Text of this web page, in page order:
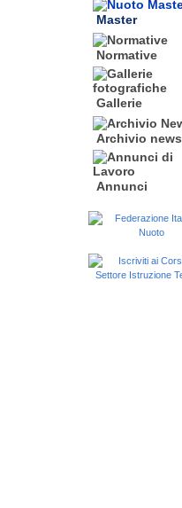
Master
Normative
Gallerie
Archivio news
Annunci